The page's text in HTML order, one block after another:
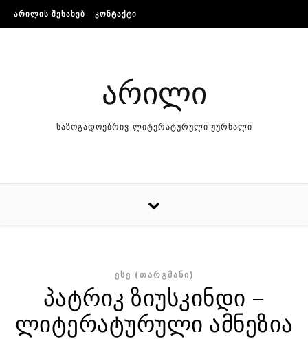
Skip to content
ᲐᲠᲘᲚᲘᲡ ᲨᲔᲡᲐᲮᲔᲑ ᲙᲝᲜᲢᲐᲥᲢᲘ
არილი
საზოგადოებრივ-ლიტერატურული ჟურნალი
ᲔᲡᲔ (ᲗᲐᲠᲒᲛᲐᲜᲘ)
პატრიკ ზიუსკინდი –
ლიტერატურული ამნეზია